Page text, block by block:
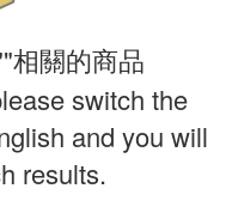
相關的商品
switch the
and you will
results.